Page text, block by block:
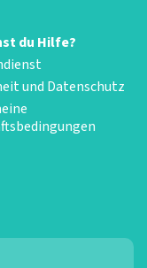
du Hilfe?
und Datenschutz